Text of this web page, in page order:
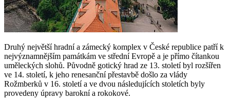
Druhý největší hradní a zámecký komplex v České republice patří k
nejvýznamnějším památkám ve střední Evropě a je přímo čítankou
uměleckých slohů. Původně gotický hrad ze 13. století byl rozšířen
ve 14. století, k jeho renesanční přestavbě došlo za vlády
Rožmberků v 16. století a ve dvou následujících stoletích byly
provedeny úpravy barokní a rokokové.